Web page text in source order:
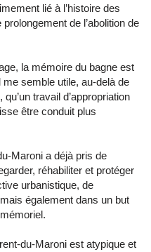
lié à l’histoire des
de l’abolition de
la mémoire du bagne est
semble utile, au-delà de
travail d’appropriation
être conduit plus
Maroni a déjà pris de
réhabiliter et protéger
urbanistique, de
également dans un but
du-Maroni est atypique et